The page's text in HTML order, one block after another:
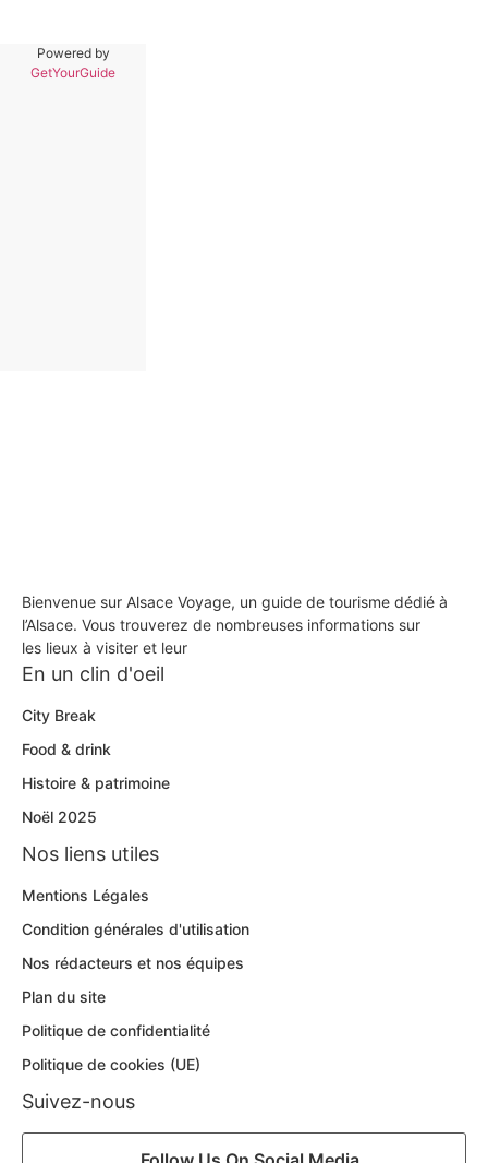
Powered by
GetYourGuide
Bienvenue sur Alsace Voyage, un guide de tourisme dédié à
l’Alsace. Vous trouverez de nombreuses informations sur
les lieux à visiter et leur
En un clin d'oeil
City Break
Food & drink
Histoire & patrimoine
Noël 2025
Nos liens utiles
Mentions Légales
Condition générales d'utilisation
Nos rédacteurs et nos équipes
Plan du site
Politique de confidentialité
Politique de cookies (UE)
Suivez-nous